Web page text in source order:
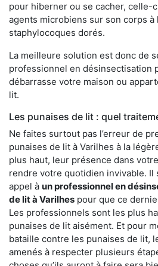
pour hiberner ou se cacher, celle-
agents microbiens sur son corps à
staphylocoques dorés.
La meilleure solution est donc de
professionnel en désinsectisation
débarrasse votre maison ou
lit.
Les punaises de lit : quel
Ne faites surtout pas l’erreur de
punaises de lit à Varilhes à la
plus haut, leur présence dans
rendre votre quotidien invivable. Il
appel à un professionnel en
de lit à Varilhes pour que ce
Les professionnels sont les plus
punaises de lit aisément. Et pour
bataille contre les punaises de lit,
amenés à respecter plusieurs